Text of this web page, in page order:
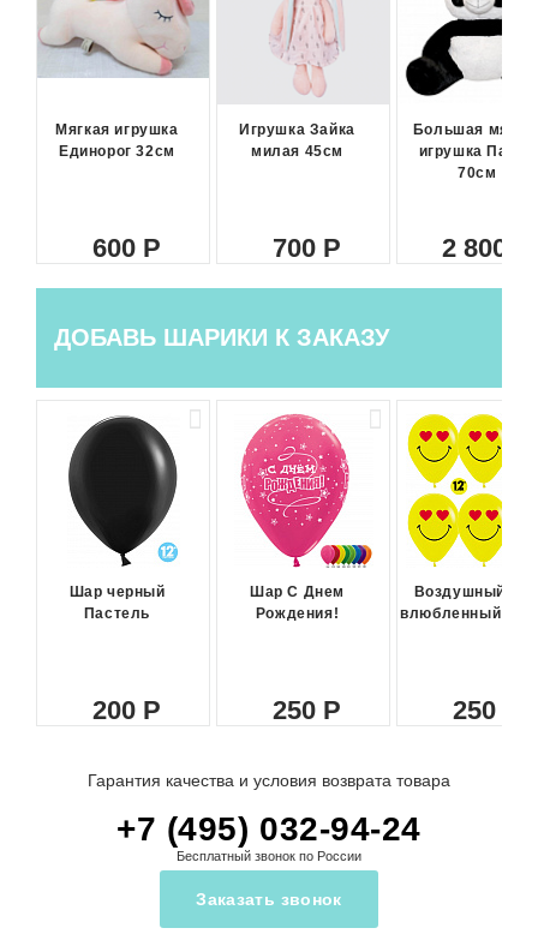
Мягкая игрушка
Единорог 32см
600
Игрушка Зайка
милая 45см
700
Большая
игрушка Панда
70см
2 800
ДОБАВЬ ШАРИКИ К ЗАКАЗУ
Шар черный
Пастель
200
Шар С Днем
Рождения!
250
Воздушный
влюбленный
250
Гарантия качества и условия возврата товара
+7 (495) 032-94-24
Бесплатный звонок по России
Заказать звонок